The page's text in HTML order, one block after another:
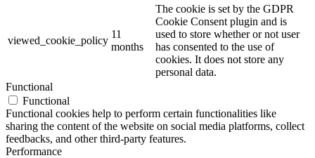
viewed_cookie_policy
11
months
The cookie is set by the GDPR
Cookie Consent plugin and is
used to store whether or not user
has consented to the use of
cookies. It does not store any
personal data.
Functional
Functional
Functional cookies help to perform certain functionalities like
sharing the content of the website on social media platforms, collect
feedbacks, and other third-party features.
Performance